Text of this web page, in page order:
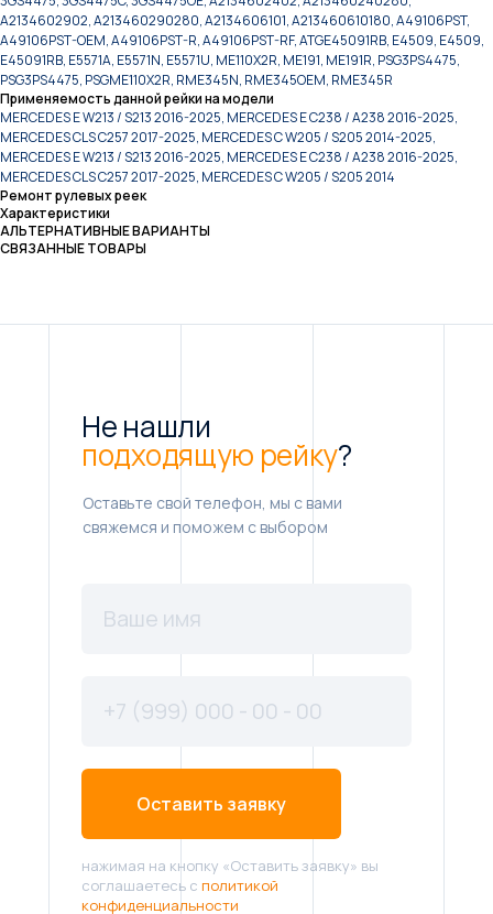
A2134602902, A213460290280, A2134606101, A213460610180, A49106PST,
A49106PST-OEM, A49106PST-R, A49106PST-RF, ATGE45091RB, E4509, E4509,
E45091RB, E5571A, E5571N, E5571U, ME110X2R, ME191, ME191R, PSG3PS4475,
PSG3PS4475, PSGME110X2R, RME345N, RME345OEM, RME345R
Применяемость данной рейки на модели
MERCEDES E W213 / S213 2016-2025, MERCEDES E C238 / A238 2016-2025,
MERCEDES CLS C257 2017-2025, MERCEDES C W205 / S205 2014-2025,
MERCEDES E W213 / S213 2016-2025, MERCEDES E C238 / A238 2016-2025,
MERCEDES CLS C257 2017-2025, MERCEDES C W205 / S205 2014
Ремонт рулевых реек
Характеристики
АЛЬТЕРНАТИВНЫЕ ВАРИАНТЫ
СВЯЗАННЫЕ ТОВАРЫ
Не нашли
подходящую рейку?
Оставьте свой телефон, мы с вами
свяжемся и поможем с выбором
Оставить заявку
нажимая на кнопку «Оставить заявку» вы
соглашаетесь с политикой
конфиденциальности